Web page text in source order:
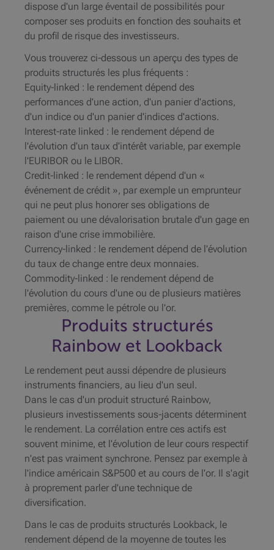
dispose d'un large éventail de possibilités pour
composer ses produits en fonction des souhaits et
du profil de risque des investisseurs.
Vous trouverez ci-dessous un aperçu des types de
produits structurés les plus fréquents :
Equity-linked : le rendement dépend des
performances d'une action, d'un panier d'actions,
d'un indice ou d'un panier d'indices d'actions.
Interest-rate linked : le rendement dépend de
l'évolution d'un taux d'intérêt variable, par exemple
l'EURIBOR ou le LIBOR.
Credit-linked : le rendement dépend d'un «
événement de crédit », par exemple un emprunteur
qui ne peut plus honorer ses obligations de
paiement ou une dévalorisation brutale d'un gage en
raison d'une crise immobilière.
Currency-linked : le rendement dépend de l'évolution
du taux de change entre deux monnaies.
Commodity-linked : le rendement dépend de
l'évolution du cours d'une ou de plusieurs matières
premières, comme le pétrole ou l'or.
Produits structurés
Rainbow et Lookback
Le rendement peut aussi dépendre de plusieurs
instruments financiers, au lieu d'un seul.
Dans le cas d'un produit structuré Rainbow,
plusieurs investissements sous-jacents déterminent
le rendement. La corrélation entre ces actifs est
souvent minime, et l'évolution de leur cours respectif
n'est pas vraiment synchrone. Pensez par exemple à
l'indice américain S&P500 et au cours de l'or. Il s'agit
à proprement parler d'une technique de
diversification.
Dans le cas de produits structurés Lookback, le
rendement dépend de la moyenne de toutes les